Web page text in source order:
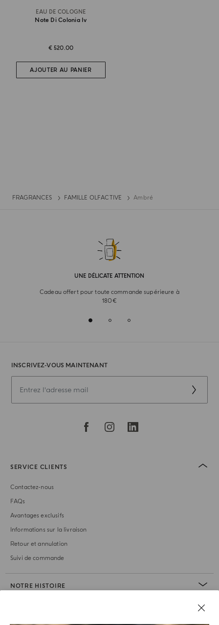
EAU DE COLOGNE
Note Di Colonia Iv
€ 520.00
AJOUTER AU PANIER
FRAGRANCES FAMILLE OLFACTIVE Ambré
UNE DÉLICATE ATTENTION
Cadeau offert pour toute commande supérieure à
180€
INSCRIVEZ-VOUS MAINTENANT
SERVICE CLIENTS
Contactez-nous
FAQs
Avantages exclusifs
Informations sur la livraison
Retour et annulation
Suivi de commande
NOTRE HISTOIRE